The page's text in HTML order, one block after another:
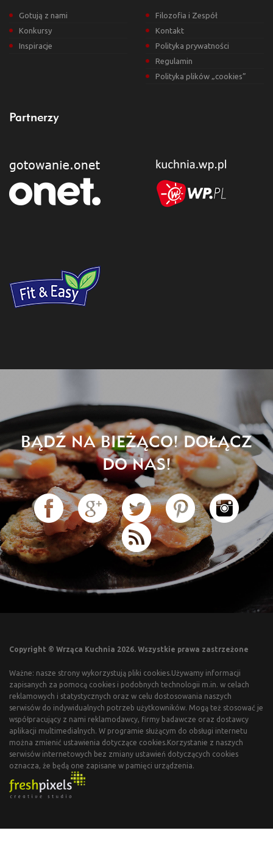
Gotują z nami
Konkursy
Inspiracje
Filozofia i Zespół
Kontakt
Polityka prywatności
Regulamin
Polityka plików „cookies”
Partnerzy
BĄDŹ NA BIEŻĄCO! DOŁĄCZ
DO NAS!
Copyright © Wrząca Kuchnia 2026. Wszystkie prawa zastrzeżone
Ważne: nasze strony wykorzystują pliki cookies.Używamy informacji
zapisanych za pomocą cookies i podobnych technologii m.in. w celach
reklamowych i statystycznych oraz w celu dostosowania naszych
serwisów do indywidualnych potrzeb użytkowników. Mogą też stosować je
współpracujący z nami reklamodawcy, firmy badawcze oraz dostawcy
aplikacji multimedialnych. W programie służącym do obsługi internetu
można zmienić ustawienia dotyczące cookies.Korzystanie z naszych
serwisów internetowych bez zmiany ustawień dotyczących cookies
oznacza, że będą one zapisane w pamięci urządzenia.